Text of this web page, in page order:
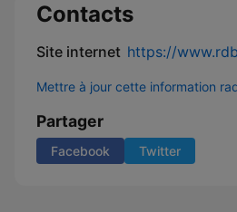
Contacts
Site internet https://
Mettre à jour cette information
Partager
Facebook Twitter